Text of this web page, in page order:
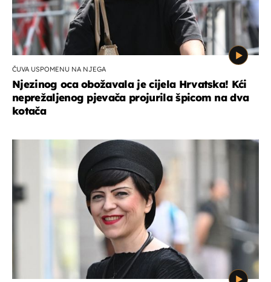
ČUVA USPOMENU NA NJEGA
Njezinog oca obožavala je cijela Hrvatska! Kći
neprežaljenog pjevača projurila špicom na dva
kotača